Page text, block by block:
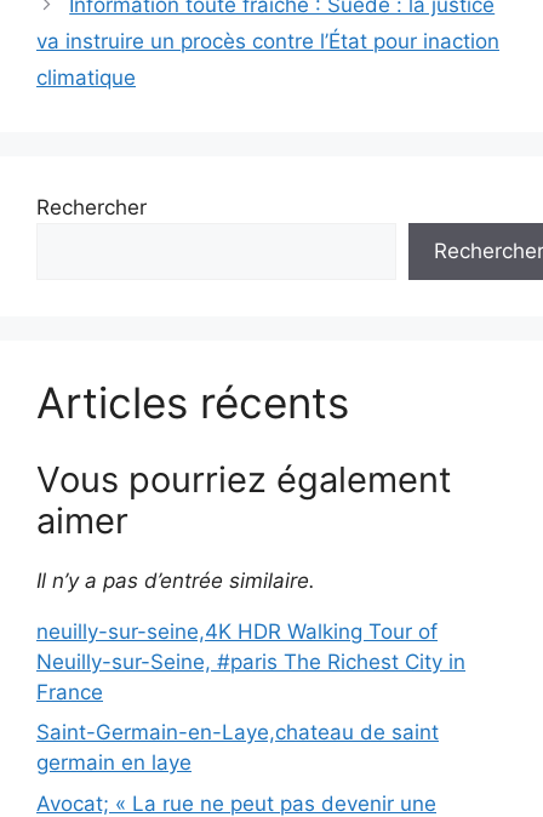
Information toute fraiche : Suède : la justice
va instruire un procès contre l’État pour inaction
climatique
Rechercher
Rechercher
Articles récents
Vous pourriez également
aimer
Il n’y a pas d’entrée similaire.
neuilly-sur-seine,4K HDR Walking Tour of
Neuilly-sur-Seine, #paris The Richest City in
France
Saint-Germain-en-Laye,chateau de saint
germain en laye
Avocat; « La rue ne peut pas devenir une